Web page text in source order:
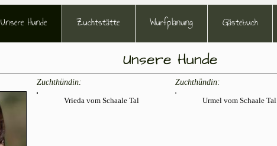
Unsere Hunde Zuchtstätte Wurfplanung Gästebuch
Unsere Hunde
Zuchthündin:
Vrieda vom Schaale Tal
Zuchthündin:
Urmel vom Schaale Tal